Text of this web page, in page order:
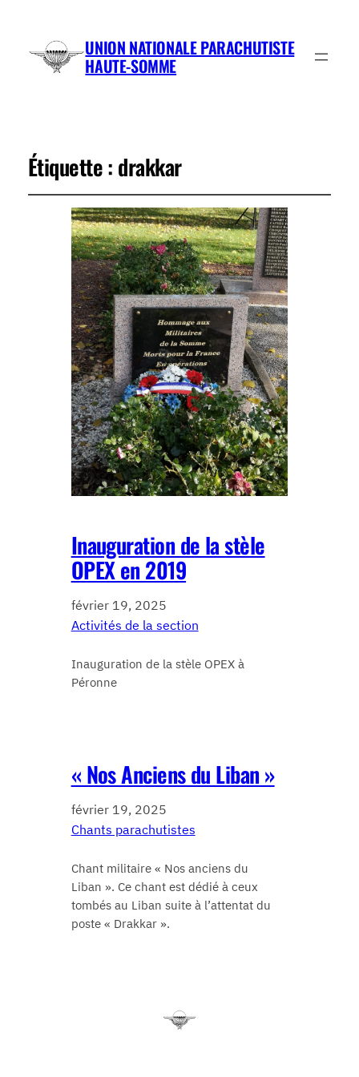
UNION NATIONALE PARACHUTISTE
HAUTE-SOMME
Étiquette : drakkar
Inauguration de la stèle
OPEX en 2019
février 19, 2025
Activités de la section
Inauguration de la stèle OPEX à
Péronne
« Nos Anciens du Liban »
février 19, 2025
Chants parachutistes
Chant militaire « Nos anciens du
Liban ». Ce chant est dédié à ceux
tombés au Liban suite à l’attentat du
poste « Drakkar ».